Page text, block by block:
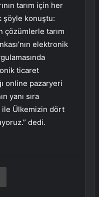
tarım için her
şöyle konuştu:
çözümlerle tarım
elektronik
ticaret
online pazaryeri
yanı sıra
ile Ülkemizin dört
dedi.
Yazdır